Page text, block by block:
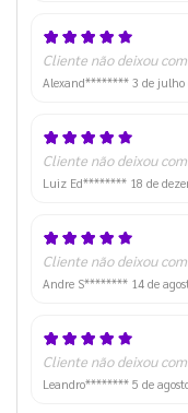
Cliente não deixou
Alexand******** 3 de julho
Cliente não deixou
Luiz Ed******** 18 de
Cliente não deixou
Andre S******** 14 de
Cliente não deixou
Leandro******** 5 de